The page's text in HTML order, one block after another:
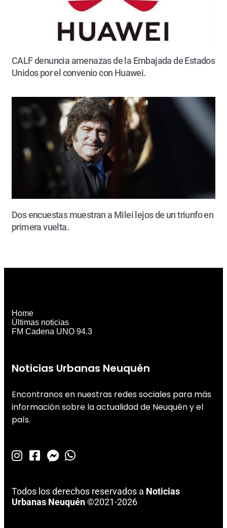
CALF denuncia amenazas de la Embajada de Estados
Unidos por el convenio con Huawei.
Dos encuestas muestran a Milei lejos de un triunfo en
primera vuelta.
Noticias Urbanas Neuquén
Encontranos en nuestras redes sociales para más
información sobre la actualidad de Neuquén y el
país.
Todos los derechos reservados a Noticias
Urbanas Neuquén©2021-2026
Home
Últimas noticias
FM Cadena UNO 94.3